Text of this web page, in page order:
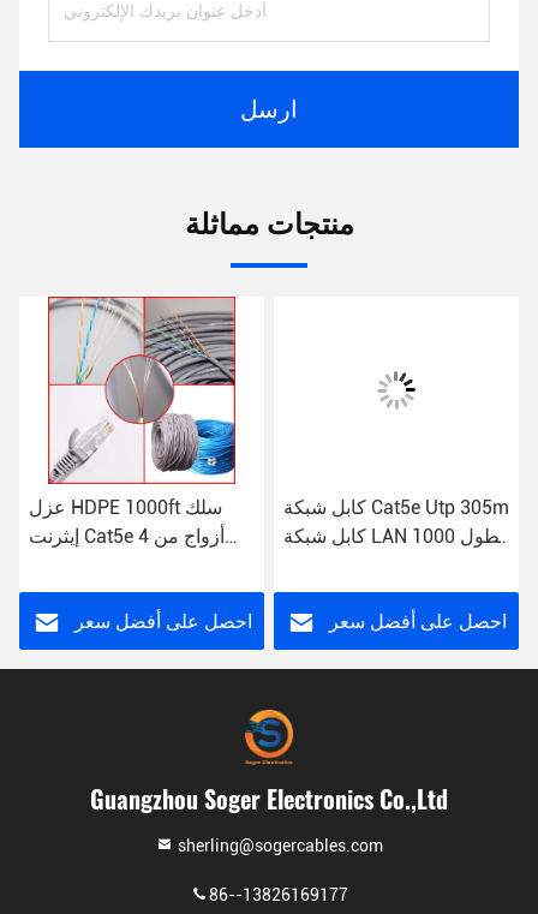
ارسل
منتجات مماثلة
عزل HDPE 1000ft سلك
إيثرنت Cat5e 4 أزواج من
احصل على أفضل سعر
كابل شبكة Cat5e Utp 305m
كابل شبكة LAN بطول 1000
احصل على أفضل سعر
Guangzhou Soger Electronics Co.,Ltd
sherling@sogercables.com
86--13826169177